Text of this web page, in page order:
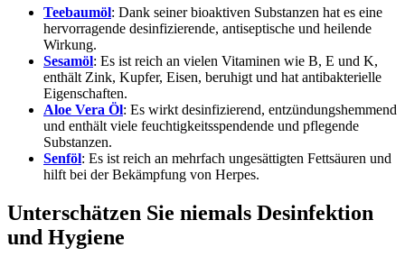
Teebaumöl: Dank seiner bioaktiven Substanzen hat es eine
hervorragende desinfizierende, antiseptische und heilende
Wirkung.
Sesamöl: Es ist reich an vielen Vitaminen wie B, E und K,
enthält Zink, Kupfer, Eisen, beruhigt und hat antibakterielle
Eigenschaften.
Aloe Vera Öl: Es wirkt desinfizierend, entzündungshemmend
und enthält viele feuchtigkeitsspendende und pflegende
Substanzen.
Senföl: Es ist reich an mehrfach ungesättigten Fettsäuren und
hilft bei der Bekämpfung von Herpes.
Unterschätzen Sie niemals Desinfektion
und Hygiene